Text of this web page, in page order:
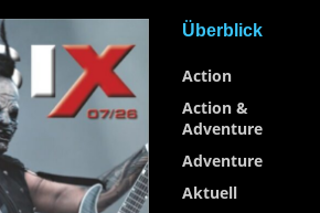
Überblick
Action
Action &
Adventure
Adventure
Aktuell